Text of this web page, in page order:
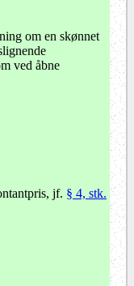
om en skønnet
ved åbne
jf. § 4, stk.